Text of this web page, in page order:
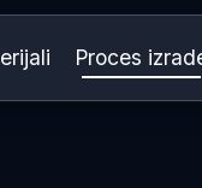
Proces